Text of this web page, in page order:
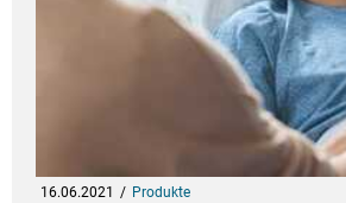
16.06.2021 Produkte